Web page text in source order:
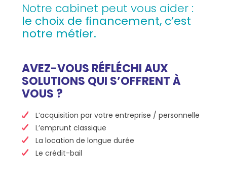
Notre cabinet peut vous aider :
le choix de financement, c’est
notre métier.
AVEZ-VOUS RÉFLÉCHI AUX
SOLUTIONS QUI S’OFFRENT À
VOUS ?
L’acquisition par votre entreprise / personnelle
L’emprunt classique
La location de longue durée
Le crédit-bail